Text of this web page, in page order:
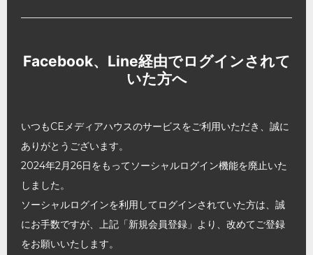
Facebook、Line経由でログインされて
いた方へ
いつもCEメディアハウスのサービスをご利用いただき、誠に
ありがとうございます。
2024年2月26日をもってソーシャルログイン機能を廃止いた
しました。
ソーシャルログインを利用してログインされていた方は、誠
にお手数ですが、上記「新規会員登録」より、改めてご登録
をお願いいたします。